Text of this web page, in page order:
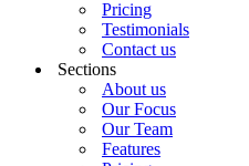
Pricing
Testimonials
Contact us
Sections
About us
Our Focus
Our Team
Features